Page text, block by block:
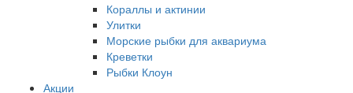
Кораллы и актинии
Улитки
Морские рыбки для аквариума
Креветки
Рыбки Клоун
Акции